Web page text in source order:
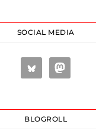
SOCIAL MEDIA
BLOGROLL